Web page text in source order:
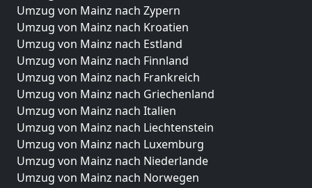
Umzug von Mainz nach Zypern
Umzug von Mainz nach Kroatien
Umzug von Mainz nach Estland
Umzug von Mainz nach Finnland
Umzug von Mainz nach Frankreich
Umzug von Mainz nach Griechenland
Umzug von Mainz nach Italien
Umzug von Mainz nach Liechtenstein
Umzug von Mainz nach Luxemburg
Umzug von Mainz nach Niederlande
Umzug von Mainz nach Norwegen